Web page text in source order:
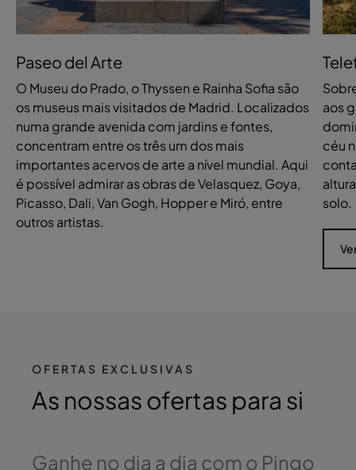
Paseo del Arte
O Museu do Prado, o Thyssen e Rainha Sofia são
os museus mais visitados de Madrid. Localizados
numa grande avenida com jardins e fontes,
concentram entre os três um dos mais
importantes acervos de arte a nível mundial. Aqui
é possível admirar as obras de Velasquez, Goya,
Picasso, Dali, Van Gogh, Hopper e Miró, entre
outros artistas.
aos
céu
solo.
OFERTAS EXCLUSIVAS
As nossas ofertas para si
Ganhe no dia a dia com o Pingo